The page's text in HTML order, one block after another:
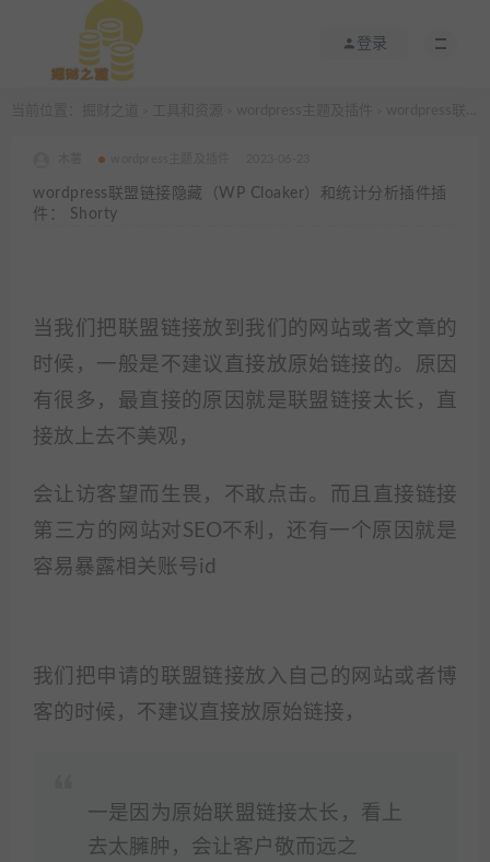
登录
wordpress联盟链接隐藏（WP Cloaker）和统计分析插件插
件： Shorty
当我们把联盟链接放到我们的网站或者文章的
时候，一般是不建议直接放原始链接的。原因
有很多，最直接的原因就是联盟链接太长，直
接放上去不美观，
会让访客望而生畏，不敢点击。而且直接链接
第三方的网站对SEO不利，还有一个原因就是
容易暴露相关账号id
我们把申请的联盟链接放入自己的网站或者博
客的时候，不建议直接放原始链接，
一是因为原始联盟链接太长，看上
去太臃肿，会让客户敬而远之